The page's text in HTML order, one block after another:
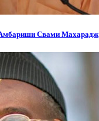
Свами Махарадж